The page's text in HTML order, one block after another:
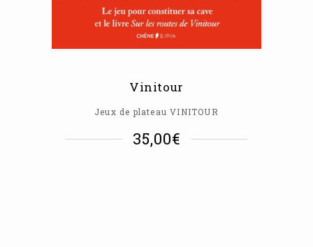
Vinitour
Jeux de plateau VINITOUR
35,00€